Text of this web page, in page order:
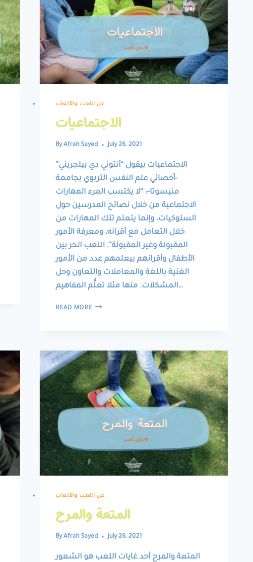
عن اللعب والألعاب
الاجتماعيات
By Afrah Sayed July 26, 2021
الاجتماعيات بيقول “أنتوني دي بيلجريني”
-أخصائي علم النفس التربوي بجامعة
منيسوتا-: “لا يكتسب المرء المهارات
الاجتماعية من خلال نصائح المدرسين حول
السلوكيات، وإنما يتعلم تلك المهارات من
خلال التعامل مع أقرانه، ومعرفة الأمور
المقبولة وغير المقبولة”. اللعب الحر بين
الأطفال وأقرانهم بيعلمهم عدد من الأمور
الغنية باللغة والمعاملات والتعاون وحل
المشكلات. منها مثلا تعلُّم المفاهيم…
READ MOREالاجتماعيات
عن اللعب والألعاب
المتعة والمرح
By Afrah Sayed July 26, 2021
المتعة والمرح أحد غايات اللعب هو الشعور